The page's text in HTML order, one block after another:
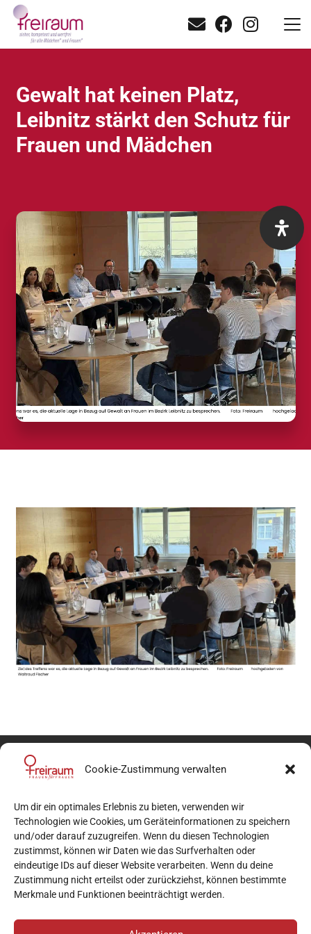
Cookie-Zustimmung verwalten
Um dir ein optimales Erlebnis zu bieten, verwenden wir
Technologien wie Cookies, um Geräteinformationen zu speichern
und/oder darauf zuzugreifen. Wenn du diesen Technologien
zustimmst, können wir Daten wie das Surfverhalten oder
eindeutige IDs auf dieser Website verarbeiten. Wenn du deine
Zustimmung nicht erteilst oder zurückziehst, können bestimmte
Merkmale und Funktionen beeinträchtigt werden.
Gewalt hat keinen Platz,
Leibnitz stärkt den Schutz für
Frauen und Mädchen
mail beratung@verein-freiraum.at
phone +43 677/ 644 98 325